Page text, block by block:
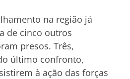
na região já
de cinco outros
presos. Três,
último confronto,
à ação das forças